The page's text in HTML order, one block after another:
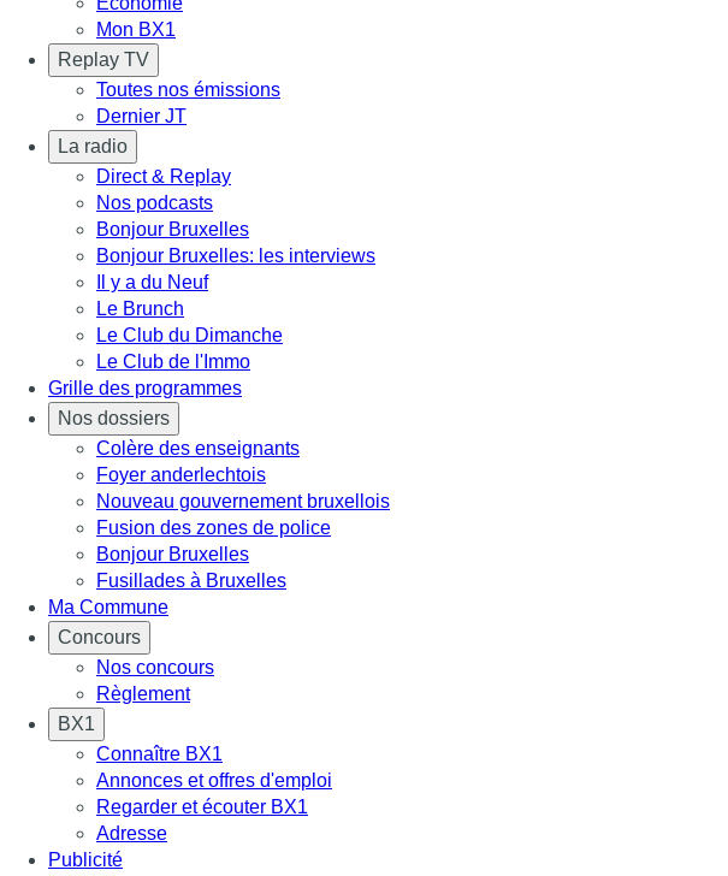
Mon BX1
Replay TV
Toutes nos émissions
Dernier JT
La radio
Direct & Replay
Nos podcasts
Bonjour Bruxelles
Bonjour Bruxelles: les interviews
Il y a du Neuf
Le Brunch
Le Club du Dimanche
Le Club de l'Immo
Grille des programmes
Nos dossiers
Colère des enseignants
Foyer anderlechtois
Nouveau gouvernement bruxellois
Fusion des zones de police
Bonjour Bruxelles
Fusillades à Bruxelles
Ma Commune
Concours
Nos concours
Règlement
BX1
Connaître BX1
Annonces et offres d'emploi
Regarder et écouter BX1
Adresse
Publicité